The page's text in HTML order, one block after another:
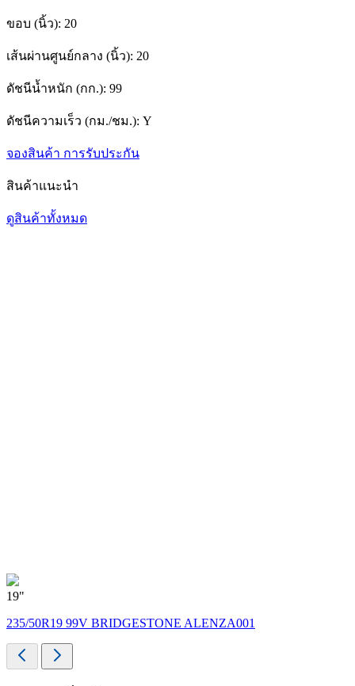
ขอบ (นิ้ว): 20
เส้นผ่านศูนย์กลาง (นิ้ว): 20
ดัชนีน้ำหนัก (กก.): 99
ดัชนีความเร็ว (กม./ชม.): Y
จองสินค้า การรับประกัน
สินค้าแนะนำ
ดูสินค้าทั้งหมด
19"
235/50R19 99V BRIDGESTONE ALENZA001